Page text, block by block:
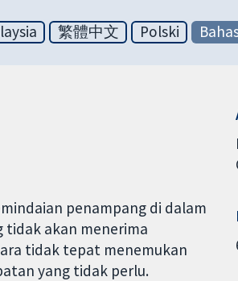
繁體中文 Polski
penampang di dalam
tidak akan menerima
tidak tepat menemukan
yang tidak perlu.